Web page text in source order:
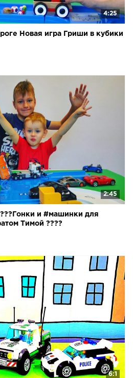
4:25
Новая игра Гриши в кубики
2:45
и #машинки для
Тимой ????
6:1